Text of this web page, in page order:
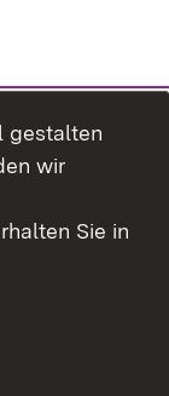
gestalten
wir
Sie in